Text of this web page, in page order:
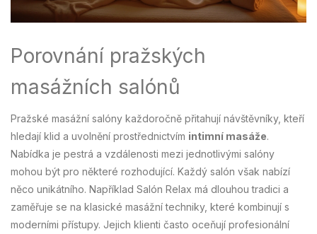
Porovnání pražských
masážních salónů
Pražské masážní salóny každoročně přitahují návštěvníky, kteří
hledají klid a uvolnění prostřednictvím intimní masáže.
Nabídka je pestrá a vzdálenosti mezi jednotlivými salóny
mohou být pro některé rozhodující. Každý salón však nabízí
něco unikátního. Například Salón Relax má dlouhou tradici a
zaměřuje se na klasické masážní techniky, které kombinují s
moderními přístupy. Jejich klienti často oceňují profesionální